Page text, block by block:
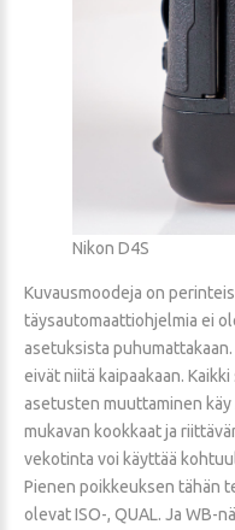
Nikon D4S
Kuvausmoodeja on
täysautomaattiohjelmia ei
asetuksista
eivät niitä kaipaakaan.
asetusten muuttaminen
mukavan kookkaat ja
vekotinta voi käyttää
Pienen poikkeuksen tähän
olevat ISO-, QUAL. Ja WB-